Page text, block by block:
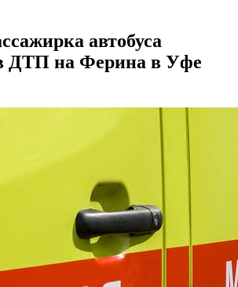
автобуса
ДТП на Ферина в Уфе